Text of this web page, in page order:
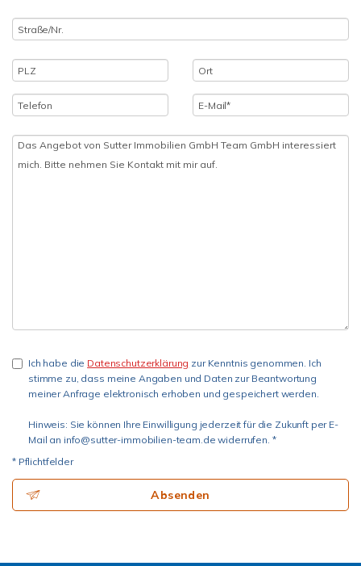
Ich habe die Datenschutzerklärung zur Kenntnis genommen. Ich
stimme zu, dass meine Angaben und Daten zur Beantwortung
meiner Anfrage elektronisch erhoben und gespeichert werden.
Hinweis: Sie können Ihre Einwilligung jederzeit für die Zukunft per E-
Mail an info@sutter-immobilien-team.de widerrufen. *
* Pflichtfelder
Absenden